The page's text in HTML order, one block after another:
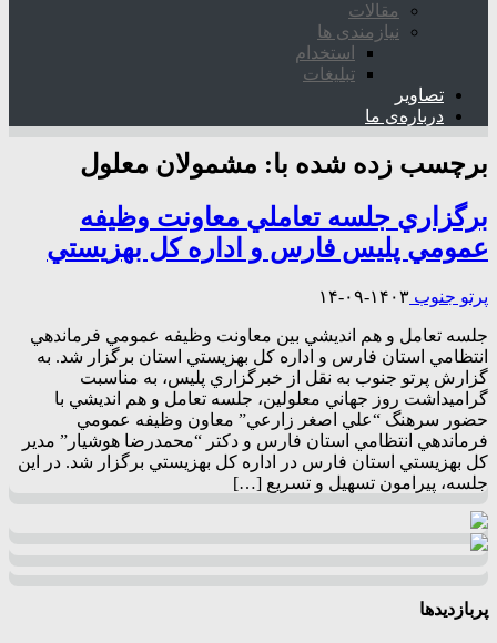
مقالات
نیازمندی ها
استخدام
تبلیغات
تصاویر
درباره‌ی ما
برچسب زده شده با: مشمولان معلول
برگزاري جلسه تعاملي معاونت وظيفه
عمومي پليس فارس و اداره کل بهزيستي
پرتو جنوب ۱۴۰۳-۰۹-۱۴
جلسه تعامل و هم انديشي بين معاونت وظيفه عمومي فرماندهي
انتظامي استان فارس و اداره کل بهزيستي استان برگزار شد. به
گزارش پرتو جنوب به نقل از خبرگزاري پليس، به مناسبت
گراميداشت روز جهاني معلولين، جلسه تعامل و هم انديشي با
حضور سرهنگ “علي اصغر زارعي” معاون وظيفه عمومي
فرماندهي انتظامي استان فارس و دکتر “محمدرضا هوشيار” مدير
کل بهزيستي استان فارس در اداره کل بهزيستي برگزار شد. در اين
جلسه، پيرامون تسهيل و تسريع […]
پربازدیدها